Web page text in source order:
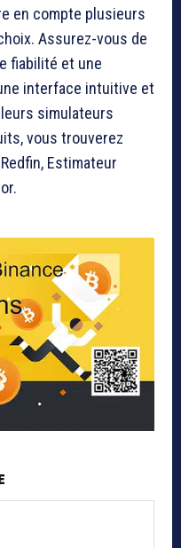
en compte plusieurs
Assurez-vous de
fiabilité et une
interface intuitive et
simulateurs
vous trouverez
Estimateur